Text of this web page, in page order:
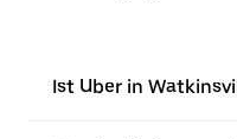
Ist Uber in